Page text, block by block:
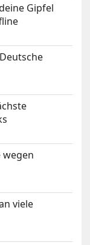
Gipfel
wegen
viele